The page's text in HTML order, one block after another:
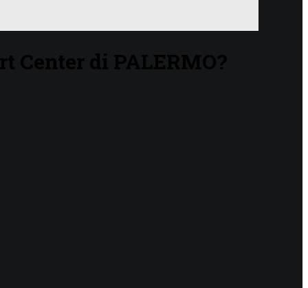
Center di PALERMO?